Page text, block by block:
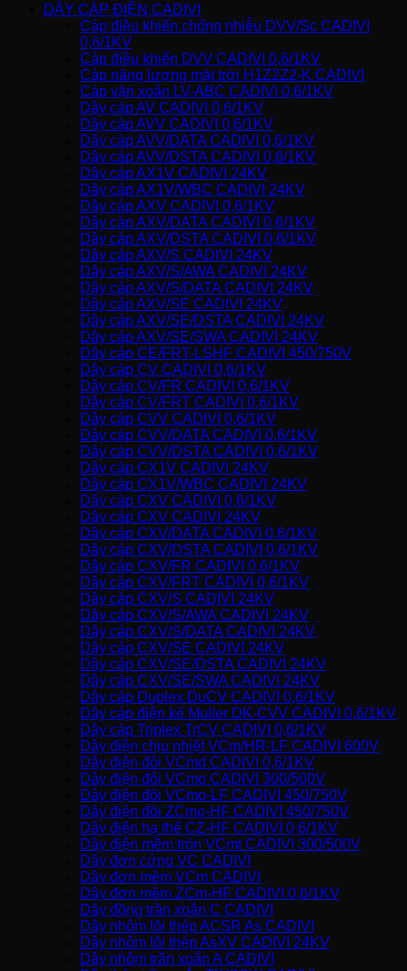
DÂY CÁP ĐIỆN CADIVI
Cáp điều khiển chống nhiễu DVV/Sc CADIVI
0,6/1KV
Cáp điều khiển DVV CADIVI 0,6/1KV
Cáp năng lượng mặt trời H1Z2Z2-K CADIVI
Cáp vặn xoắn LV-ABC CADIVI 0,6/1KV
Dây cáp AV CADIVI 0,6/1KV
Dây cáp AVV CADIVI 0,6/1KV
Dây cáp AVV/DATA CADIVI 0,6/1KV
Dây cáp AVV/DSTA CADIVI 0,6/1KV
Dây cáp AX1V CADIVI 24KV
Dây cáp AX1V/WBC CADIVI 24KV
Dây cáp AXV CADIVI 0,6/1KV
Dây cáp AXV/DATA CADIVI 0,6/1KV
Dây cáp AXV/DSTA CADIVI 0,6/1KV
Dây cáp AXV/S CADIVI 24KV
Dây cáp AXV/S/AWA CADIVI 24KV
Dây cáp AXV/S/DATA CADIVI 24KV
Dây cáp AXV/SE CADIVI 24KV
Dây cáp AXV/SE/DSTA CADIVI 24KV
Dây cáp AXV/SE/SWA CADIVI 24KV
Dây cáp CE/FRT-LSHF CADIVI 450/750V
Dây cáp CV CADIVI 0,6/1KV
Dây cáp CV/FR CADIVI 0,6/1KV
Dây cáp CV/FRT CADIVI 0,6/1KV
Dây cáp CVV CADIVI 0,6/1KV
Dây cáp CVV/DATA CADIVI 0,6/1KV
Dây cáp CVV/DSTA CADIVI 0,6/1KV
Dây cáp CX1V CADIVI 24KV
Dây cáp CX1V/WBC CADIVI 24KV
Dây cáp CXV CADIVI 0,6/1KV
Dây cáp CXV CADIVI 24KV
Dây cáp CXV/DATA CADIVI 0,6/1KV
Dây cáp CXV/DSTA CADIVI 0,6/1KV
Dây cáp CXV/FR CADIVI 0,6/1KV
Dây cáp CXV/FRT CADIVI 0,6/1KV
Dây cáp CXV/S CADIVI 24KV
Dây cáp CXV/S/AWA CADIVI 24KV
Dây cáp CXV/S/DATA CADIVI 24KV
Dây cáp CXV/SE CADIVI 24KV
Dây cáp CXV/SE/DSTA CADIVI 24KV
Dây cáp CXV/SE/SWA CADIVI 24KV
Dây cáp Duplex DuCV CADIVI 0,6/1KV
Dây cáp điện kế Muller DK-CVV CADIVI 0,6/1KV
Dây cáp Triplex TrCV CADIVI 0,6/1KV
Dây điện chịu nhiệt VCm/HR-LF CADIVI 600V
Dây điện đôi VCmd CADIVI 0,6/1KV
Dây điện đôi VCmo CADIVI 300/500V
Dây điện đôi VCmo-LF CADIVI 450/750V
Dây điện đôi ZCmo-HF CADIVI 450/750V
Dây điện hạ thế CZ-HF CADIVI 0,6/1KV
Dây điện mềm tròn VCmt CADIVI 300/500V
Dây đơn cứng VC CADIVI
Dây đơn mềm VCm CADIVI
Dây đơn mềm ZCm-HF CADIVI 0,6/1KV
Dây đồng trần xoắn C CADIVI
Dây nhôm lõi thép ACSR As CADIVI
Dây nhôm lõi thép AsXV CADIVI 24KV
Dây nhôm trần xoắn A CADIVI